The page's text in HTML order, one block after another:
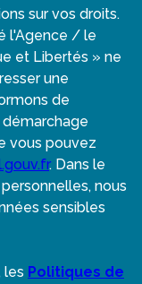
sur vos droits.
l'Agence / le
et Libertés » ne
une
de
démarchage
vous pouvez
. Dans le
nous
sensibles
les Politiques de